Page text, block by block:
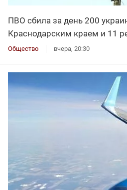
ПВО сбила за день 200
Краснодарским краем и 11
Общество вчера, 20:30